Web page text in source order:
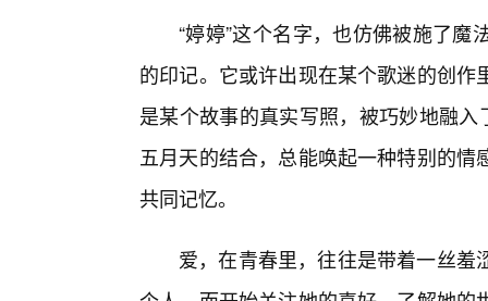
“婷婷”这个名字，也仿佛被施了
的印记。它或许出现在某个歌迷的创
是某个故事的真实写照，被巧妙地融
五月天的结合，总能唤起一种特别的
共同记忆。
爱，在青春里，往往是带着一丝